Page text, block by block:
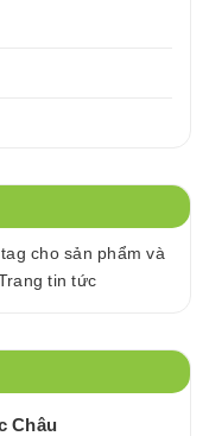
cho sản phẩm và
tin tức
Châu